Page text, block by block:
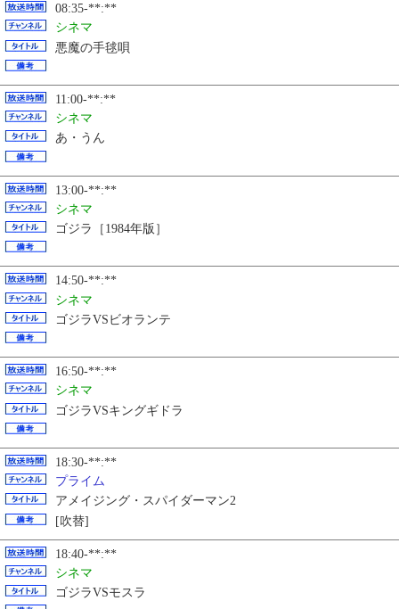
08:35-**:**
シネマ
悪魔の手毬唄
11:00-**:**
シネマ
あ・うん
13:00-**:**
シネマ
ゴジラ［1984年版］
14:50-**:**
シネマ
ゴジラVSビオランテ
16:50-**:**
シネマ
ゴジラVSキングギドラ
18:30-**:**
プライム
アメイジング・スパイダーマン2
[吹替]
18:40-**:**
シネマ
ゴジラVSモスラ